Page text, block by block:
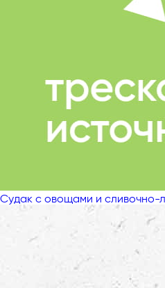
Судак с овощами и сливочно-